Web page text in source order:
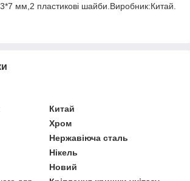
мм,2 пластикові шайби.Виробник:Китай.
Китай
Хром
Нержавіюча сталь
Нікель
Новий